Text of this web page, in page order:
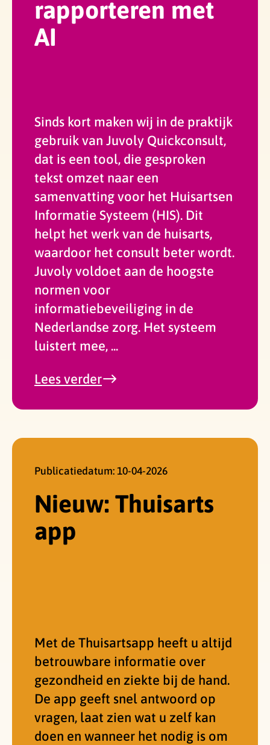
rapporteren met
AI
Sinds kort maken wij in de praktijk
gebruik van Juvoly Quickconsult,
dat is een tool, die gesproken
tekst omzet naar een
samenvatting voor het Huisartsen
Informatie Systeem (HIS). Dit
helpt het werk van de huisarts,
waardoor het consult beter wordt.
Juvoly voldoet aan de hoogste
normen voor
informatiebeveiliging in de
Nederlandse zorg. Het systeem
luistert mee, ...
Lees verderover
rapporteren
AI'
Nieuw: Thuisarts
app
Publicatiedatum: 10-04-2026
Met de Thuisartsapp heeft u altijd
betrouwbare informatie over
gezondheid en ziekte bij de hand.
De app geeft snel antwoord op
vragen, laat zien wat u zelf kan
doen en wanneer het nodig is om